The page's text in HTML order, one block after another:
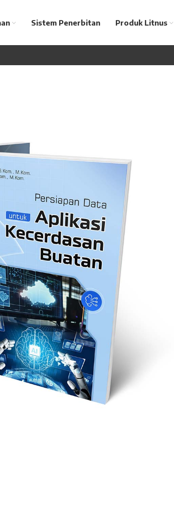
Sistem Penerbitan Produk Litnus